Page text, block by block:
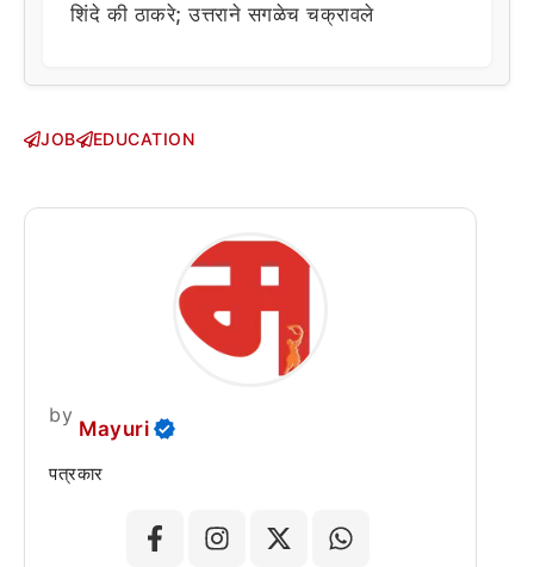
शिंदे की ठाकरे; उत्तराने सगळेच चक्रावले
JOB EDUCATION
by
Mayuri
पत्रकार